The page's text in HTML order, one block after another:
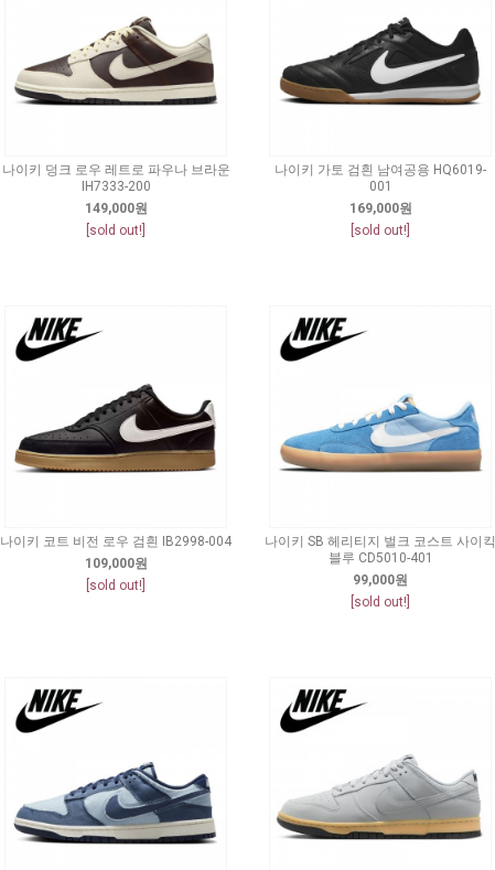
나이키 덩크 로우 레트로 파우나 브라운
IH7333-200
149,000원
[sold out!]
나이키 가토 검흰 남여공용 HQ6019-
001
169,000원
[sold out!]
나이키 코트 비전 로우 검흰 IB2998-004
109,000원
[sold out!]
나이키 SB 헤리티지 벌크 코스트 사이킥
블루 CD5010-401
99,000원
[sold out!]